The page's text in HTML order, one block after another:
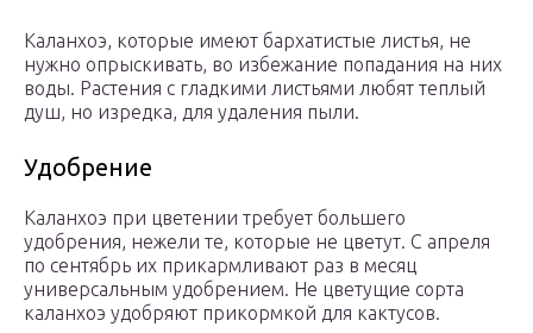
Каланхоэ, которые имеют бархатистые листья, не
нужно опрыскивать, во избежание попадания на них
воды. Растения с гладкими листьями любят теплый
душ, но изредка, для удаления пыли.
Удобрение
Каланхоэ при цветении требует большего
удобрения, нежели те, которые не цветут. С апреля
по сентябрь их прикармливают раз в месяц
универсальным удобрением. Не цветущие сорта
каланхоэ удобряют прикормкой для кактусов.